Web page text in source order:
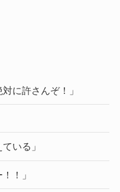
に許さんぞ！」
いる」
！」